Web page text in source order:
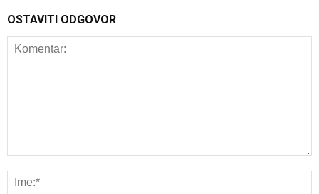
OSTAVITI ODGOVOR